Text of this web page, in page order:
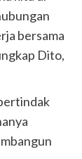
bersama
Dito,